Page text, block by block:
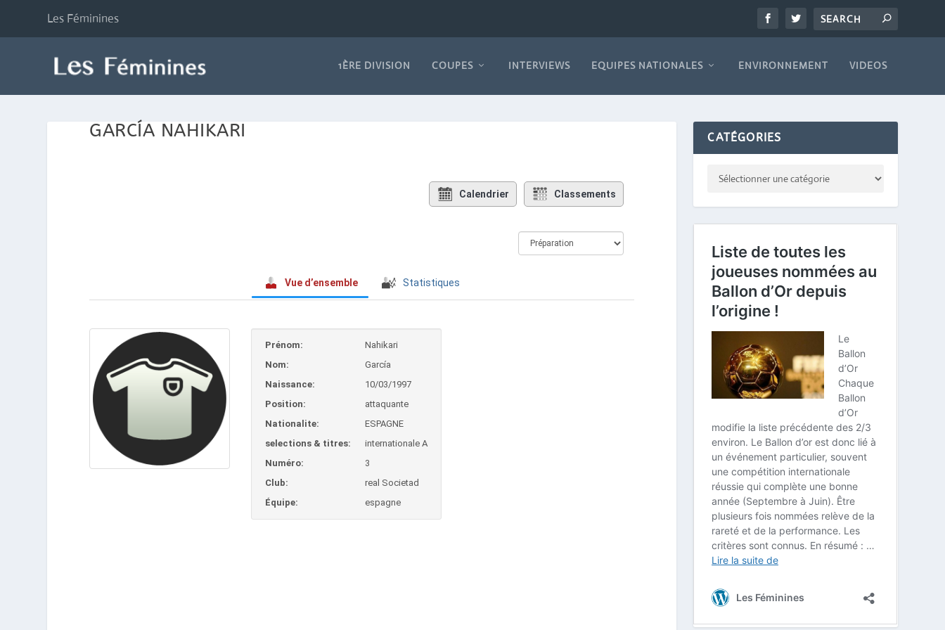
Les Féminines
1ÈRE DIVISION COUPES INTERVIEWS EQUIPES NATIONALES ENVIRONNEMENT VIDEOS
GARCÍA NAHIKARI
Calendrier Classements
Vue d’ensemble Statistiques
Prénom:
Nahikari
Nom:
García
Naissance:
10/03/1997
Position:
attaquante
Nationalite:
ESPAGNE
selections & titres:
internationale A
Numéro:
3
Club:
real Societad
Équipe:
espagne
CATÉGORIES